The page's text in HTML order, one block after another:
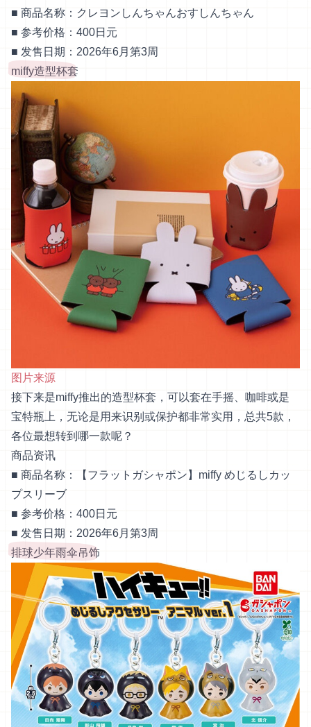
■ 商品名称：クレヨンしんちゃんおすしんちゃん
■ 参考价格：400日元
■ 发售日期：2026年6月第3周
miffy造型杯套
图片来源
接下来是miffy推出的造型杯套，可以套在手摇、咖啡或是
宝特瓶上，无论是用来识别或保护都非常实用，总共5款，
各位最想转到哪一款呢？
商品资讯
■ 商品名称：【フラットガシャポン】miffy めじるしカッ
プスリーブ
■ 参考价格：400日元
■ 发售日期：2026年6月第3周
排球少年雨伞吊饰